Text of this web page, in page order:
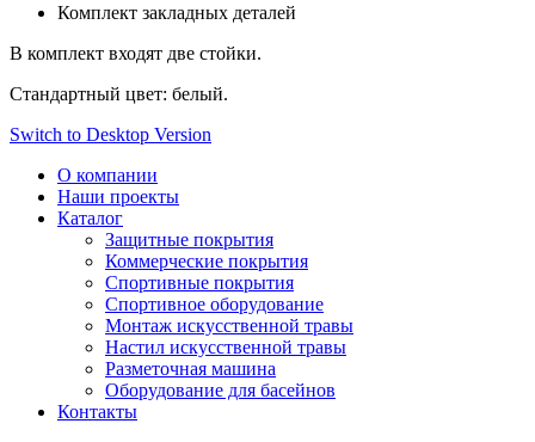
Комплект закладных деталей
В комплект входят две стойки.
Стандартный цвет: белый.
Switch to Desktop Version
О компании
Наши проекты
Каталог
Защитные покрытия
Коммерческие покрытия
Спортивные покрытия
Спортивное оборудование
Монтаж искусственной травы
Настил искусственной травы
Разметочная машина
Оборудование для басейнов
Контакты